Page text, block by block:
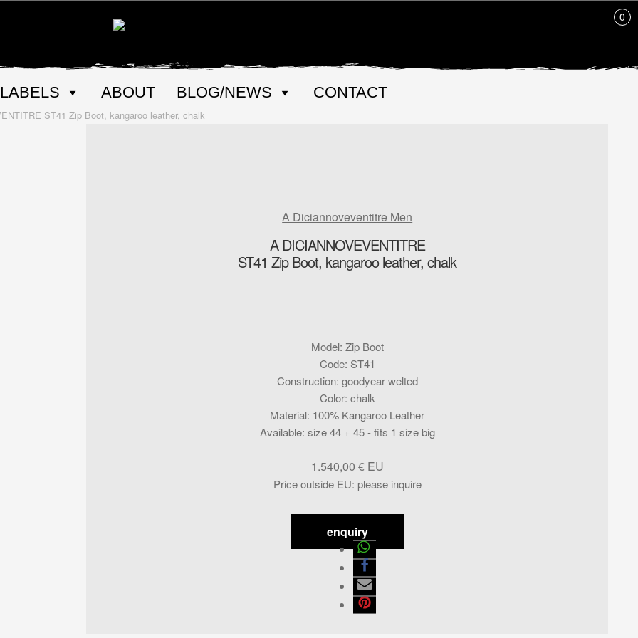
LABELS ABOUT BLOG/NEWS CONTACT
0
ST41 Zip Boot, kangaroo leather, chalk
A Diciannoveventitre Men
A DICIANNOVEVENTITRE
ST41 Zip Boot, kangaroo leather, chalk
Model: Zip Boot
Code: ST41
Construction: goodyear welted
Color: chalk
Material: 100% Kangaroo Leather
Available: size 44 + 45 - fits 1 size big
Price outside EU: please inquire
1.540,00 €
enquiry